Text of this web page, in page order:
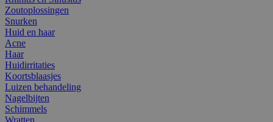
Zoutoplossingen
Snurken
Huid en haar
Acne
Haar
Huidirritaties
Koortsblaasjes
Luizen behandeling
Nagelbijten
Schimmels
Wratten